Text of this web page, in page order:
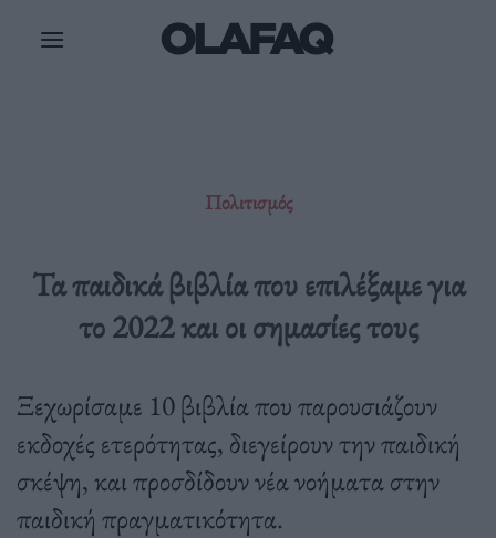
Πολιτισμός
Τα παιδικά βιβλία που επιλέξαμε για
το 2022 και οι σημασίες τους
Ξεχωρίσαμε 10 βιβλία που παρουσιάζουν
εκδοχές ετερότητας, διεγείρουν την παιδική
σκέψη, και προσδίδουν νέα νοήματα στην
παιδική πραγματικότητα.